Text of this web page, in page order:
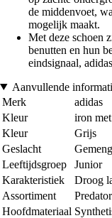
de middenvoet,
mogelijk maakt.
Met deze schoen
benutten en hun
eindsignaal,
Aanvullende
Merk
adidas
Kleur
iron
Kleur
Grijs
Geslacht
Leeftijdsgroep
Junior
Karakteristiek
Droog
Assortiment
Predator
Hoofdmateriaal